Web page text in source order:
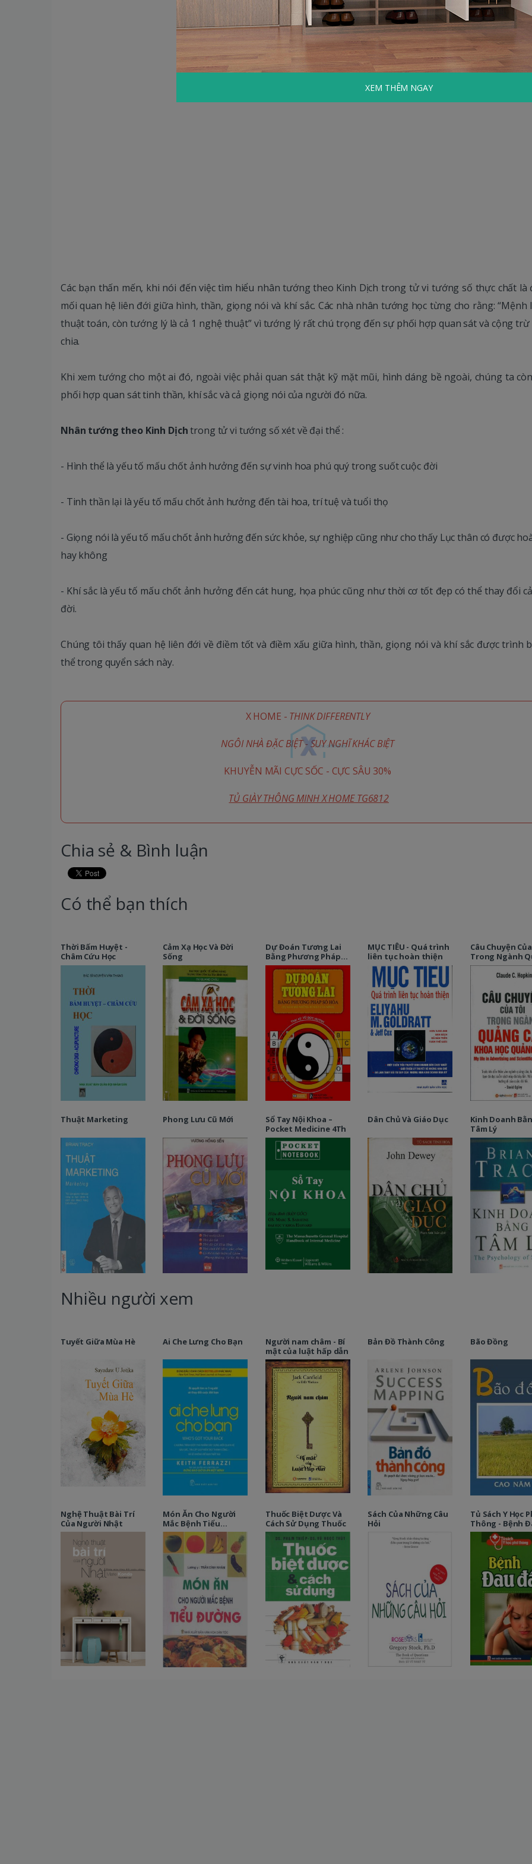
Các bạn thấn mến, khi nói đến việc tìm hiểu nhân tướng theo Kinh Dịch trong tử vi tướng số thực chất là
mối quan hệ liên đới giữa hình, thần, giọng nói và khí sắc. Các nhà nhân tướng học từng cho rằng: “Mệnh
thuật toán, còn tướng lý là cả 1 nghệ thuật” vì tướng lý rất chú trọng đến sự phối hợp quan sát và cộng
chia.
Khi xem tướng cho một ai đó, ngoài việc phải quan sát thật kỹ mặt mũi, hình dáng bề ngoài, chúng ta
phối hợp quan sát tinh thần, khí sắc và cả giọng nói của người đó nữa.
Nhân tướng theo Kinh Dịchtrong tử vi tướng số xét về đại thể :
- Hình thể là yếu tố mấu chốt ảnh hưởng đến sự vinh hoa phú quý trong suốt cuộc đời
- Tinh thần lại là yếu tố mấu chốt ảnh hưởng đến tài hoa, trí tuệ và tuổi thọ
- Giọng nói là yếu tố mấu chốt ảnh hưởng đến sức khỏe, sự nghiệp cũng như cho thấy Lục thân có được
hay không
- Khí sắc là yếu tố mấu chốt ảnh hưởng đến cát hung, họa phúc cũng như thời cơ tốt đẹp có thể thay đổi
đời.
Chúng tôi thấy quan hệ liên đới về điềm tốt và điềm xấu giữa hình, thần, giọng nói và khí sắc được trình
thể trong quyển sách này.
X HOME - THINK DIFFERENTLY
NGÔI NHÀ ĐẶC BIỆT - SUY NGHĨ KHÁC BIỆT
KHUYỄN MÃI CỰC SỐC - CỰC SÂU 30%
TỦ GIÀY THÔNG MINH X HOME TG6812
Chia sẻ & Bình luận
Có thể bạn thích
Thời Bấm Huyệt -
Châm Cứu Học
Cảm Xạ Học Và Đời
Sống
Dự Đoán Tương Lai
Bằng Phương Pháp
Số Hóa
MỤC TIÊU - Quá trình
liên tục hoàn thiện
Câu Chuyện
Trong Ngành
Cáo & Khoa Học
Quảng Cáo
Thuật Marketing Phong Lưu Cũ Mới
Sổ Tay Nội Khoa –
Pocket Medicine 4Th
Dân Chủ Và Giáo Dục
Kinh Doanh
Tâm Lý
Nhiều người xem
Tuyết Giữa Mùa Hè Ai Che Lưng Cho Bạn
Người nam châm - Bí
mật của luật hấp dẫn
Bản Đồ Thành Công Bão Đồng
Nghệ Thuật Bài Trí
Của Người Nhật
Món Ăn Cho Người
Mắc Bệnh Tiểu
Đường
Thuốc Biệt Dược Và
Cách Sử Dụng Thuốc
Sách Của Những Câu
Hỏi
Tủ Sách Y Học
Thông - Bệnh
Đầu
XEM THÊM NGAY